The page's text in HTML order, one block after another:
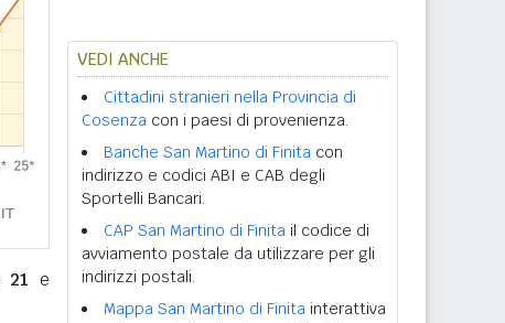
21 e
VEDI ANCHE
Cittadini stranieri nella Provincia di
Cosenza con i paesi di provenienza.
Banche San Martino di Finita con
indirizzo e codici ABI e CAB degli
Sportelli Bancari.
CAP San Martino di Finita il codice di
avviamento postale da utilizzare per gli
indirizzi postali.
Mappa San Martino di Finita interattiva